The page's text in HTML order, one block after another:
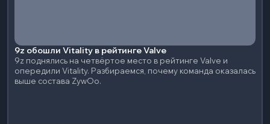
9z обошли Vitality в рейтинге Valve
9z поднялись на четвёртое место в рейтинге Valve и
опередили Vitality. Разбираемся, почему команда оказалась
выше состава ZywOo.